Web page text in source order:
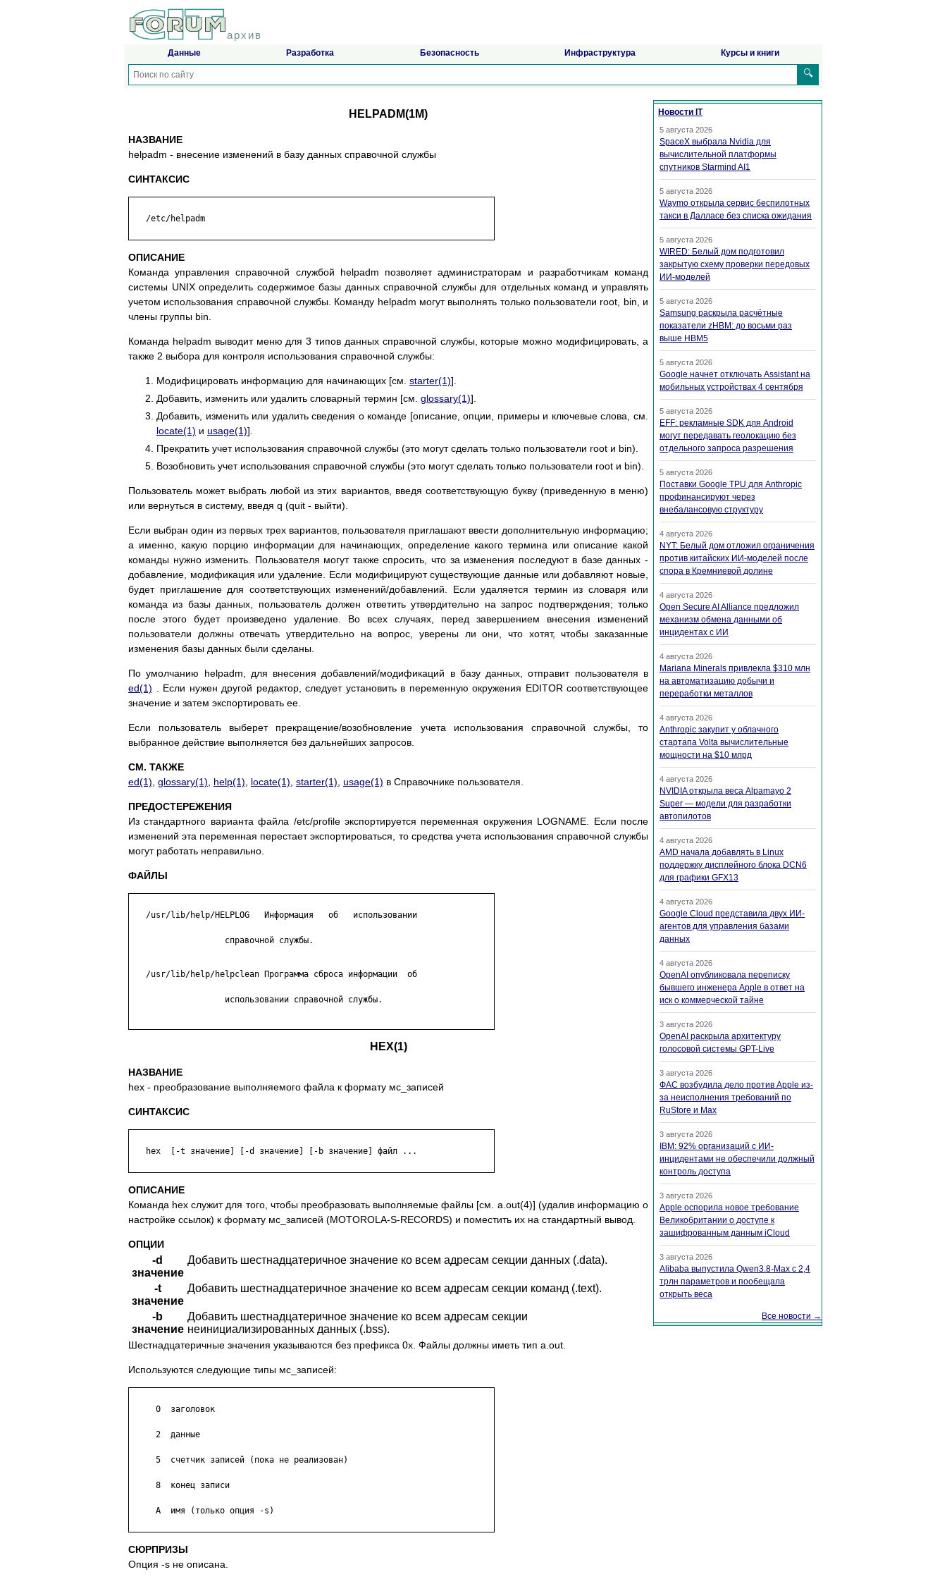
архив
Данные Разработка Безопасность Инфраструктура Курсы и книги
🔍
HELPADM(1M)
НАЗВАНИЕ
helpadm - внесение изменений в базу данных справочной службы
СИНТАКСИС
   /etc/helpadm
ОПИСАНИЕ
Команда управления справочной службой helpadm позволяет администраторам и разработчикам команд
системы UNIX определить содержимое базы данных справочной службы для отдельных команд и управлять
учетом использования справочной службы. Команду helpadm могут выполнять только пользователи root, bin, и
члены группы bin.
Команда helpadm выводит меню для 3 типов данных справочной службы, которые можно модифицировать, а
также 2 выбора для контроля использования справочной службы:
Модифицировать информацию для начинающих [см. starter(1)].
Добавить, изменить или удалить словарный термин [см. glossary(1)].
Добавить, изменить или удалить сведения о команде [описание, опции, примеры и ключевые слова, см.
locate(1) и usage(1)].
Прекратить учет использования справочной службы (это могут сделать только пользователи root и bin).
Возобновить учет использования справочной службы (это могут сделать только пользователи root и bin).
Пользователь может выбрать любой из этих вариантов, введя соответствующую букву (приведенную в меню)
или вернуться в систему, введя q (quit - выйти).
Если выбран один из первых трех вариантов, пользователя приглашают ввести дополнительную информацию;
а именно, какую порцию информации для начинающих, определение какого термина или описание какой
команды нужно изменить. Пользователя могут также спросить, что за изменения последуют в базе данных -
добавление, модификация или удаление. Если модифицируют существующие данные или добавляют новые,
будет приглашение для соответствующих изменений/добавлений. Если удаляется термин из словаря или
команда из базы данных, пользователь должен ответить утвердительно на запрос подтверждения; только
после этого будет произведено удаление. Во всех случаях, перед завершением внесения изменений
пользователи должны отвечать утвердительно на вопрос, уверены ли они, что хотят, чтобы заказанные
изменения базы данных были сделаны.
По умолчанию helpadm, для внесения добавлений/модификаций в базу данных, отправит пользователя в
ed(1) . Если нужен другой редактор, следует установить в переменную окружения EDITOR соответствующее
значение и затем экспортировать ее.
Если пользователь выберет прекращение/возобновление учета использования справочной службы, то
выбранное действие выполняется без дальнейших запросов.
СМ. ТАКЖЕ
ed(1) glossary(1) help(1) locate(1) starter(1) usage(1) в Справочнике пользователя.
ПРЕДОСТЕРЕЖЕНИЯ
Из стандартного варианта файла /etc/profile экспортируется переменная окружения LOGNAME. Если после
изменений эта переменная перестает экспортироваться, то средства учета использования справочной службы
могут работать неправильно.
ФАЙЛЫ
   /usr/lib/help/HELPLOG   Информация   об   использовании
                   справочной службы.
   /usr/lib/help/helpclean Программа сброса информации  об
                   использовании справочной службы.
HEX(1)
НАЗВАНИЕ
hex - преобразование выполняемого файла к формату мс_записей
СИНТАКСИС
   hex  [-t значение] [-d значение] [-b значение] файл ...
ОПИСАНИЕ
Команда hex служит для того, чтобы преобразовать выполняемые файлы [см. a.out(4)] (удалив информацию о
настройке ссылок) к формату мс_записей (MOTOROLA-S-RECORDS) и поместить их на стандартный вывод.
ОПЦИИ
-d
значение
Добавить шестнадцатеричное значение ко всем адресам секции данных (.data).
-t
значение
Добавить шестнадцатеричное значение ко всем адресам секции команд (.text).
-b
значение
Добавить шестнадцатеричное значение ко всем адресам секции
неинициализированных данных (.bss).
Шестнадцатеричные значения указываются без префикса 0x. Файлы должны иметь тип a.out.
Используются следующие типы мс_записей:
     0  заголовок
     2  данные
     5  счетчик записей (пока не реализован)
     8  конец записи
     A  имя (только опция -s)
СЮРПРИЗЫ
Опция -s не описана.
Новости IT
5 августа 2026
SpaceX выбрала Nvidia для
вычислительной платформы
спутников Starmind AI1
5 августа 2026
Waymo открыла сервис беспилотных
такси в Далласе без списка ожидания
5 августа 2026
WIRED: Белый дом подготовил
закрытую схему проверки передовых
ИИ-моделей
5 августа 2026
Samsung раскрыла расчётные
показатели zHBM: до восьми раз
выше HBM5
5 августа 2026
Google начнет отключать Assistant на
мобильных устройствах 4 сентября
5 августа 2026
EFF: рекламные SDK для Android
могут передавать геолокацию без
отдельного запроса разрешения
5 августа 2026
Поставки Google TPU для Anthropic
профинансируют через
внебалансовую структуру
4 августа 2026
NYT: Белый дом отложил ограничения
против китайских ИИ-моделей после
спора в Кремниевой долине
4 августа 2026
Open Secure AI Alliance предложил
механизм обмена данными об
инцидентах с ИИ
4 августа 2026
Mariana Minerals привлекла $310 млн
на автоматизацию добычи и
переработки металлов
4 августа 2026
Anthropic закупит у облачного
стартапа Volta вычислительные
мощности на $10 млрд
4 августа 2026
NVIDIA открыла веса Alpamayo 2
Super — модели для разработки
автопилотов
4 августа 2026
AMD начала добавлять в Linux
поддержку дисплейного блока DCN6
для графики GFX13
4 августа 2026
Google Cloud представила двух ИИ-
агентов для управления базами
данных
4 августа 2026
OpenAI опубликовала переписку
бывшего инженера Apple в ответ на
иск о коммерческой тайне
3 августа 2026
OpenAI раскрыла архитектуру
голосовой системы GPT-Live
3 августа 2026
ФАС возбудила дело против Apple из-
за неисполнения требований по
RuStore и Max
3 августа 2026
IBM: 92% организаций с ИИ-
инцидентами не обеспечили должный
контроль доступа
3 августа 2026
Apple оспорила новое требование
Великобритании о доступе к
зашифрованным данным iCloud
3 августа 2026
Alibaba выпустила Qwen3.8-Max с 2,4
трлн параметров и пообещала
открыть веса
Все новости →